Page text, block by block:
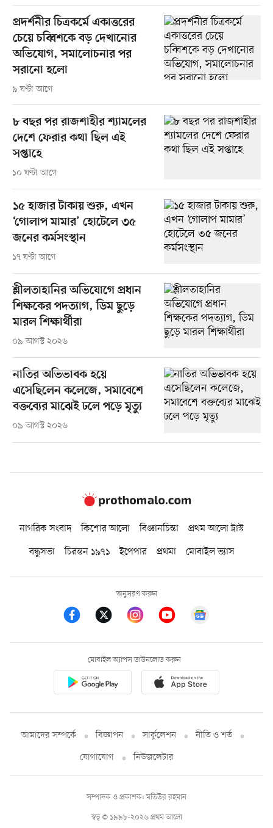
প্রদর্শনীর চিত্রকর্মে একাত্তরের
চেয়ে চব্বিশকে বড় দেখানোর
অভিযোগ, সমালোচনার পর
সরানো হলো
৯ ঘণ্টা আগে
৮ বছর পর রাজশাহীর শ্যামলের
দেশে ফেরার কথা ছিল এই
সপ্তাহে
১০ ঘণ্টা আগে
১৫ হাজার টাকায় শুরু, এখন
‘গোলাপ মামার’ হোটেলে ৩৫
জনের কর্মসংস্থান
১৭ ঘণ্টা আগে
শ্লীলতাহানির অভিযোগে প্রধান
শিক্ষকের পদত্যাগ, ডিম ছুড়ে
মারল শিক্ষার্থীরা
০৯ আগস্ট ২০২৬
নাতির অভিভাবক হয়ে
এসেছিলেন কলেজে, সমাবেশে
বক্তব্যের মাঝেই ঢলে পড়ে মৃত্যু
০৯ আগস্ট ২০২৬
নাগরিক সংবাদ কিশোর আলো বিজ্ঞানচিন্তা
প্রথম আলো ট্রাস্ট
বন্ধুসভা
চিরন্তন ১৯৭১ ইপেপার প্রথমা মোবাইল ভ্যাস
অনুসরণ করুন
মোবাইল অ্যাপস ডাউনলোড করুন
আমাদের সম্পর্কে বিজ্ঞাপন সার্কুলেশন
নীতি ও শর্ত
যোগাযোগ
নিউজলেটার
স্বত্ব © ১৯৯৮-২০২৬ প্রথম আলো
সম্পাদক ও প্রকাশক: মতিউর রহমান